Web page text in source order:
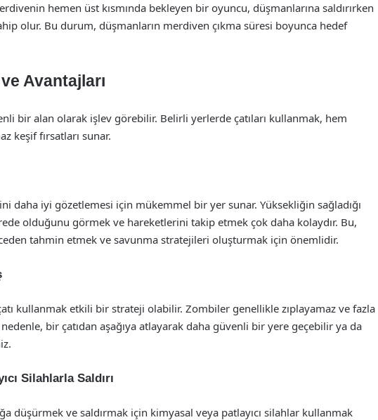
hemen üst kısmında bekleyen bir oyuncu, düşmanlarına saldırırken
olur. Bu durum, düşmanların merdiven çıkma süresi boyunca hedef
ve Avantajları
bir alan olarak işlev görebilir. Belirli yerlerde çatıları kullanmak, hem
keşif fırsatları sunar.
daha iyi gözetlemesi için mükemmel bir yer sunar. Yüksekliğin sağladığı
olduğunu görmek ve hareketlerini takip etmek çok daha kolaydır. Bu,
tahmin etmek ve savunma stratejileri oluşturmak için önemlidir.
kullanmak etkili bir strateji olabilir. Zombiler genellikle zıplayamaz ve fazla
bir çatıdan aşağıya atlayarak daha güvenli bir yere geçebilir ya da
Silahlarla Saldırı
düşürmek ve saldırmak için kimyasal veya patlayıcı silahlar kullanmak